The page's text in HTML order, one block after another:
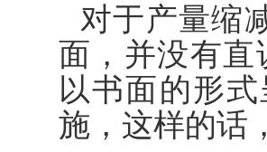
对于产量缩
面，并没有直
以书面的形
施，这样的话